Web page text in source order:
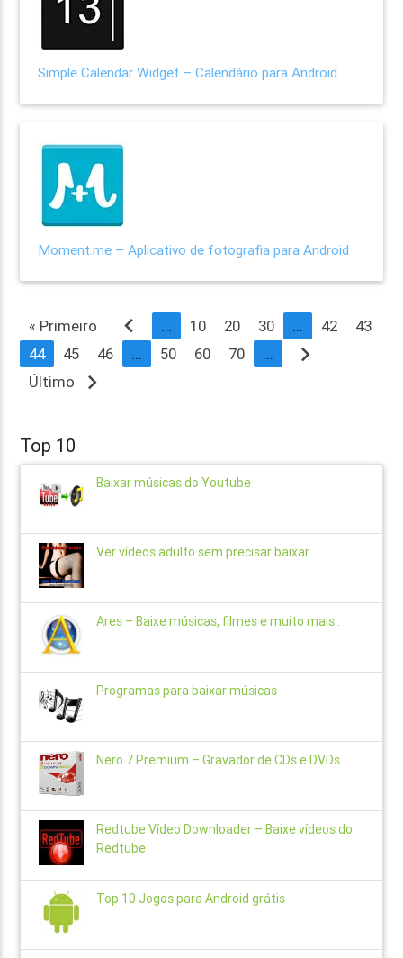
Simple Calendar Widget – Calendário para Android
Moment.me – Aplicativo de fotografia para Android
« Primeiro navigate_before ... 10 20 30 ... 42
43
44
45 46 ... 50 60 70 ... navigate_next
Último navigate_next
Top 10
Baixar músicas do Youtube
Ver vídeos adulto sem precisar baixar
Ares – Baixe músicas, filmes e muito mais..
Programas para baixar músicas
Nero 7 Premium – Gravador de CDs e DVDs
Redtube Vídeo Downloader – Baixe vídeos do
Redtube
Top 10 Jogos para Android grátis